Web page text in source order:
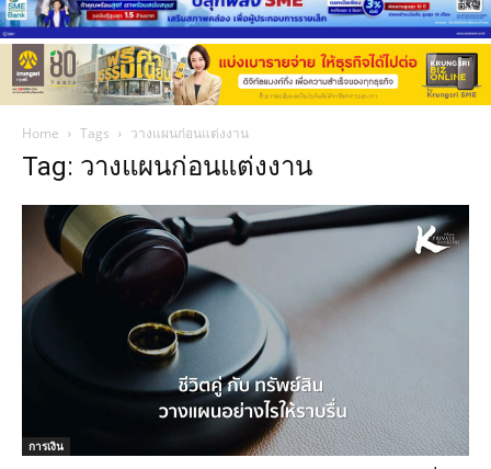
Home Tags วางแผนก่อนแต่งงาน
Tag: วางแผนก่อนแต่งงาน
การเงิน